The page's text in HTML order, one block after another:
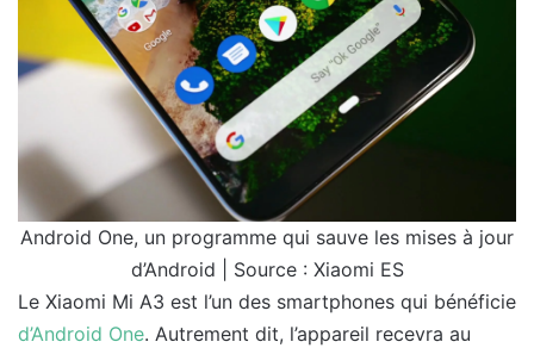
Android One, un programme qui sauve les mises à jour
d’Android | Source : Xiaomi ES
Le Xiaomi Mi A3 est l’un des smartphones qui bénéficie
d’Android One. Autrement dit, l’appareil recevra au